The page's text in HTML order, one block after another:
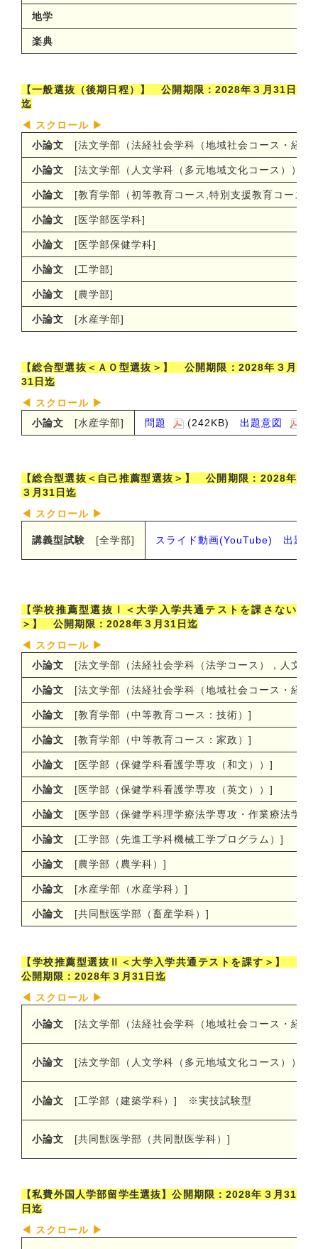
地学
楽典
【一般選抜（後期日程）】 公開期限：2028年３月31日
迄
小論文 [法文学部（法経社会学科（地域社会コース・経済
小論文 [法文学部（人文学科（多元地域文化コース））
小論文 [教育学部（初等教育コース 特別支援教育コース）
小論文 [医学部医学科]
小論文 [医学部保健学科]
小論文 [工学部]
小論文 [農学部]
小論文 [水産学部]
【総合型選抜＜ＡＯ型選抜＞】 公開期限：2028年３月
31日迄
小論文 [水産学部] 問題 (242KB) 出題意図
【総合型選抜＜自己推薦型選抜＞】 公開期限：2028年
３月31日迄
講義型試験 [全学部] スライド動画(YouTube) 出題事
【学校推薦型選抜Ⅰ＜大学入学共通テストを課さない
＞】 公開期限：2028年３月31日迄
小論文 [法文学部（法経社会学科（法学コース），人文学
小論文 [法文学部（法経社会学科（地域社会コース・経済
小論文 [教育学部（中等教育コース：技術） ]
小論文 [教育学部（中等教育コース：家政） ]
小論文 [医学部（保健学科看護学専攻（和文）） ]
小論文 [医学部（保健学科看護学専攻（英文）） ]
小論文 [医学部（保健学科理学療法学専攻・作業療法学専
小論文 [工学部（先進工学科機械工学プログラム） ]
小論文 [農学部（農学科） ]
小論文 [水産学部（水産学科） ]
小論文 [共同獣医学部（畜産学科） ]
【学校推薦型選抜Ⅱ＜大学入学共通テストを課す＞】
公開期限：2028年３月31日迄
小論文 [法文学部（法経社会学科（地域社会コース・経済
小論文 [法文学部（人文学科（多元地域文化コース））
小論文 [工学部（建築学科） ] ※実技試験型
小論文 [共同獣医学部（共同獣医学科） ]
【私費外国人学部留学生選抜】公開期限：2028年３月31
日迄